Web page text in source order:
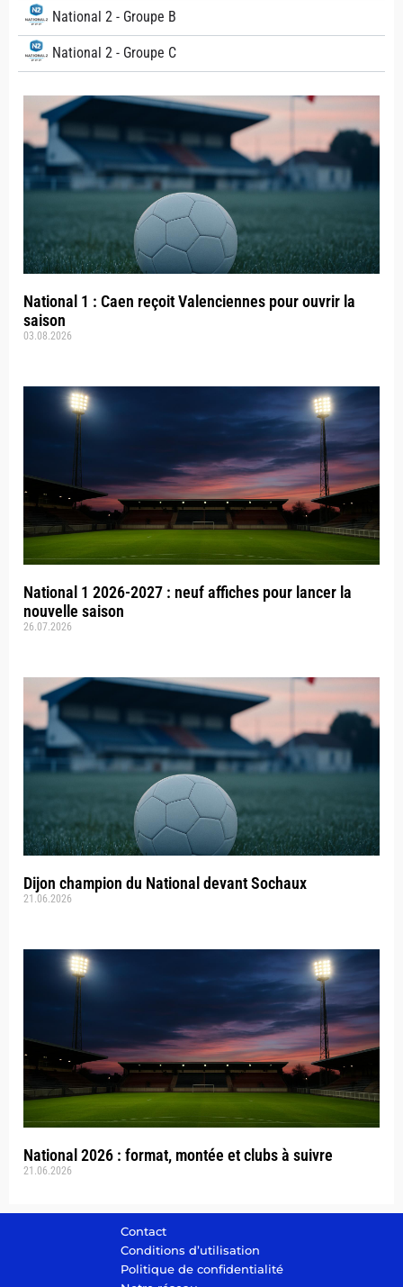
National 2 - Groupe B
National 2 - Groupe C
National 1 : Caen reçoit Valenciennes pour ouvrir la
saison
03.08.2026
National 1 2026-2027 : neuf affiches pour lancer la
nouvelle saison
26.07.2026
Dijon champion du National devant Sochaux
21.06.2026
National 2026 : format, montée et clubs à suivre
21.06.2026
Contact
Conditions d’utilisation
Politique de confidentialité